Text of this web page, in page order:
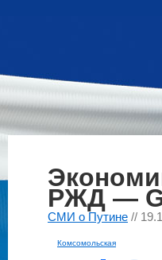
РЖД —
СМИ о Путине //
Комсомольская